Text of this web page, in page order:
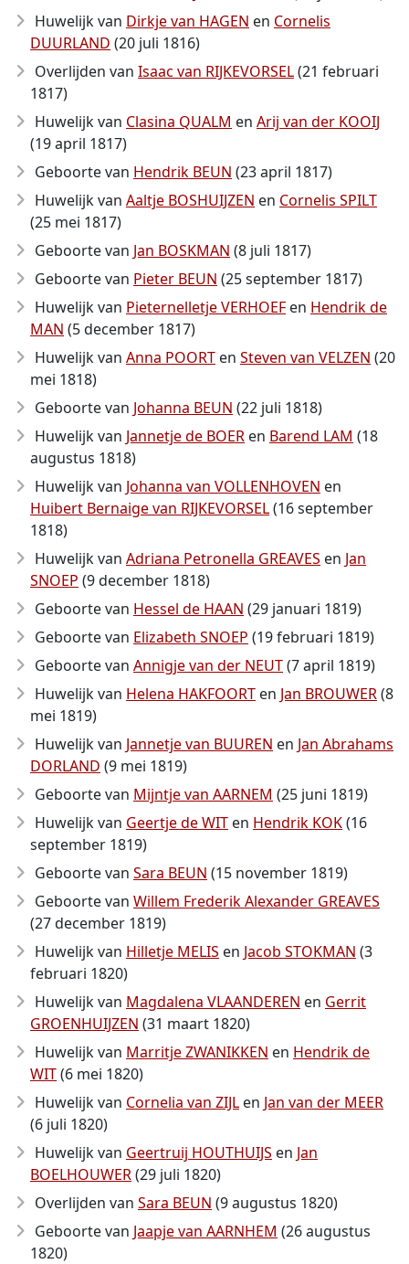
Huwelijk van Dirkje van HAGEN en Cornelis
DUURLAND (20 juli 1816)
Overlijden van Isaac van RIJKEVORSEL(21 februari
1817)
Huwelijk van Clasina QUALM en Arij van der KOOIJ
(19 april 1817)
Geboorte van Hendrik BEUN (23 april 1817)
Huwelijk van Aaltje BOSHUIJZEN en Cornelis SPILT
(25 mei 1817)
Geboorte van Jan BOSKMAN (8 juli 1817)
Geboorte van Pieter BEUN (25 september 1817)
Huwelijk van Pieternelletje VERHOEF en Hendrik de
MAN (5 december 1817)
Huwelijk van Anna POORT en Steven van VELZEN (20
mei 1818)
Geboorte van Johanna BEUN (22 juli 1818)
Huwelijk van Jannetje de BOER en Barend LAM (18
augustus 1818)
Huwelijk van Johanna van VOLLENHOVEN en
Huibert Bernaige van RIJKEVORSEL(16 september
1818)
Huwelijk van Adriana Petronella GREAVES en Jan
SNOEP (9 december 1818)
Geboorte van Hessel de HAAN (29 januari 1819)
Geboorte van Elizabeth SNOEP (19 februari 1819)
Geboorte van Annigje van der NEUT(7 april 1819)
Huwelijk van Helena HAKFOORT en Jan BROUWER(8
mei 1819)
Huwelijk van Jannetje van BUUREN en Jan Abrahams
DORLAND (9 mei 1819)
Geboorte van Mijntje van AARNEM (25 juni 1819)
Huwelijk van Geertje de WIT en Hendrik KOK(16
september 1819)
Geboorte van Sara BEUN (15 november 1819)
Geboorte van Willem Frederik Alexander GREAVES
(27 december 1819)
Huwelijk van Hilletje MELIS en Jacob STOKMAN (3
februari 1820)
Huwelijk van Magdalena VLAANDEREN en Gerrit
GROENHUIJZEN (31 maart 1820)
Huwelijk van Marritje ZWANIKKEN en Hendrik de
WIT(6 mei 1820)
Huwelijk van Cornelia van ZIJL en Jan van der MEER
(6 juli 1820)
Huwelijk van Geertruij HOUTHUIJS en Jan
BOELHOUWER(29 juli 1820)
Overlijden van Sara BEUN (9 augustus 1820)
Geboorte van Jaapje van AARNHEM (26 augustus
1820)